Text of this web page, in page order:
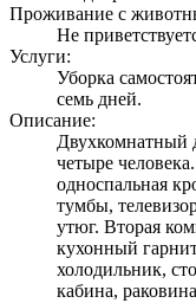
Проживание с
Не
Услуги:
Уборка
семь дней.
Описание:
Двухкомнатный
четыре
односпальная
тумбы,
утюг. Вторая
кухонный
холодильник,
кабина,